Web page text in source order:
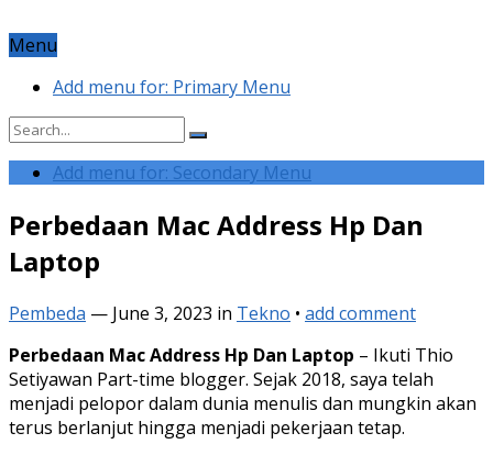
Menu
Add menu for: Primary Menu
Add menu for: Secondary Menu
Perbedaan Mac Address Hp Dan
Laptop
Pembeda — June 3, 2023 in Tekno • add comment
Perbedaan Mac Address Hp Dan Laptop – Ikuti Thio
Setiyawan Part-time blogger. Sejak 2018, saya telah
menjadi pelopor dalam dunia menulis dan mungkin akan
terus berlanjut hingga menjadi pekerjaan tetap.